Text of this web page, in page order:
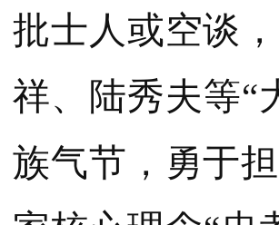
批士人或空谈
祥、陆秀夫等“
族气节，勇于